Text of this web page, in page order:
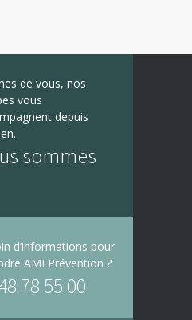
de vous, nos
vous
depuis
sommes
d’informations pour
AMI Prévention ?
78 55 00